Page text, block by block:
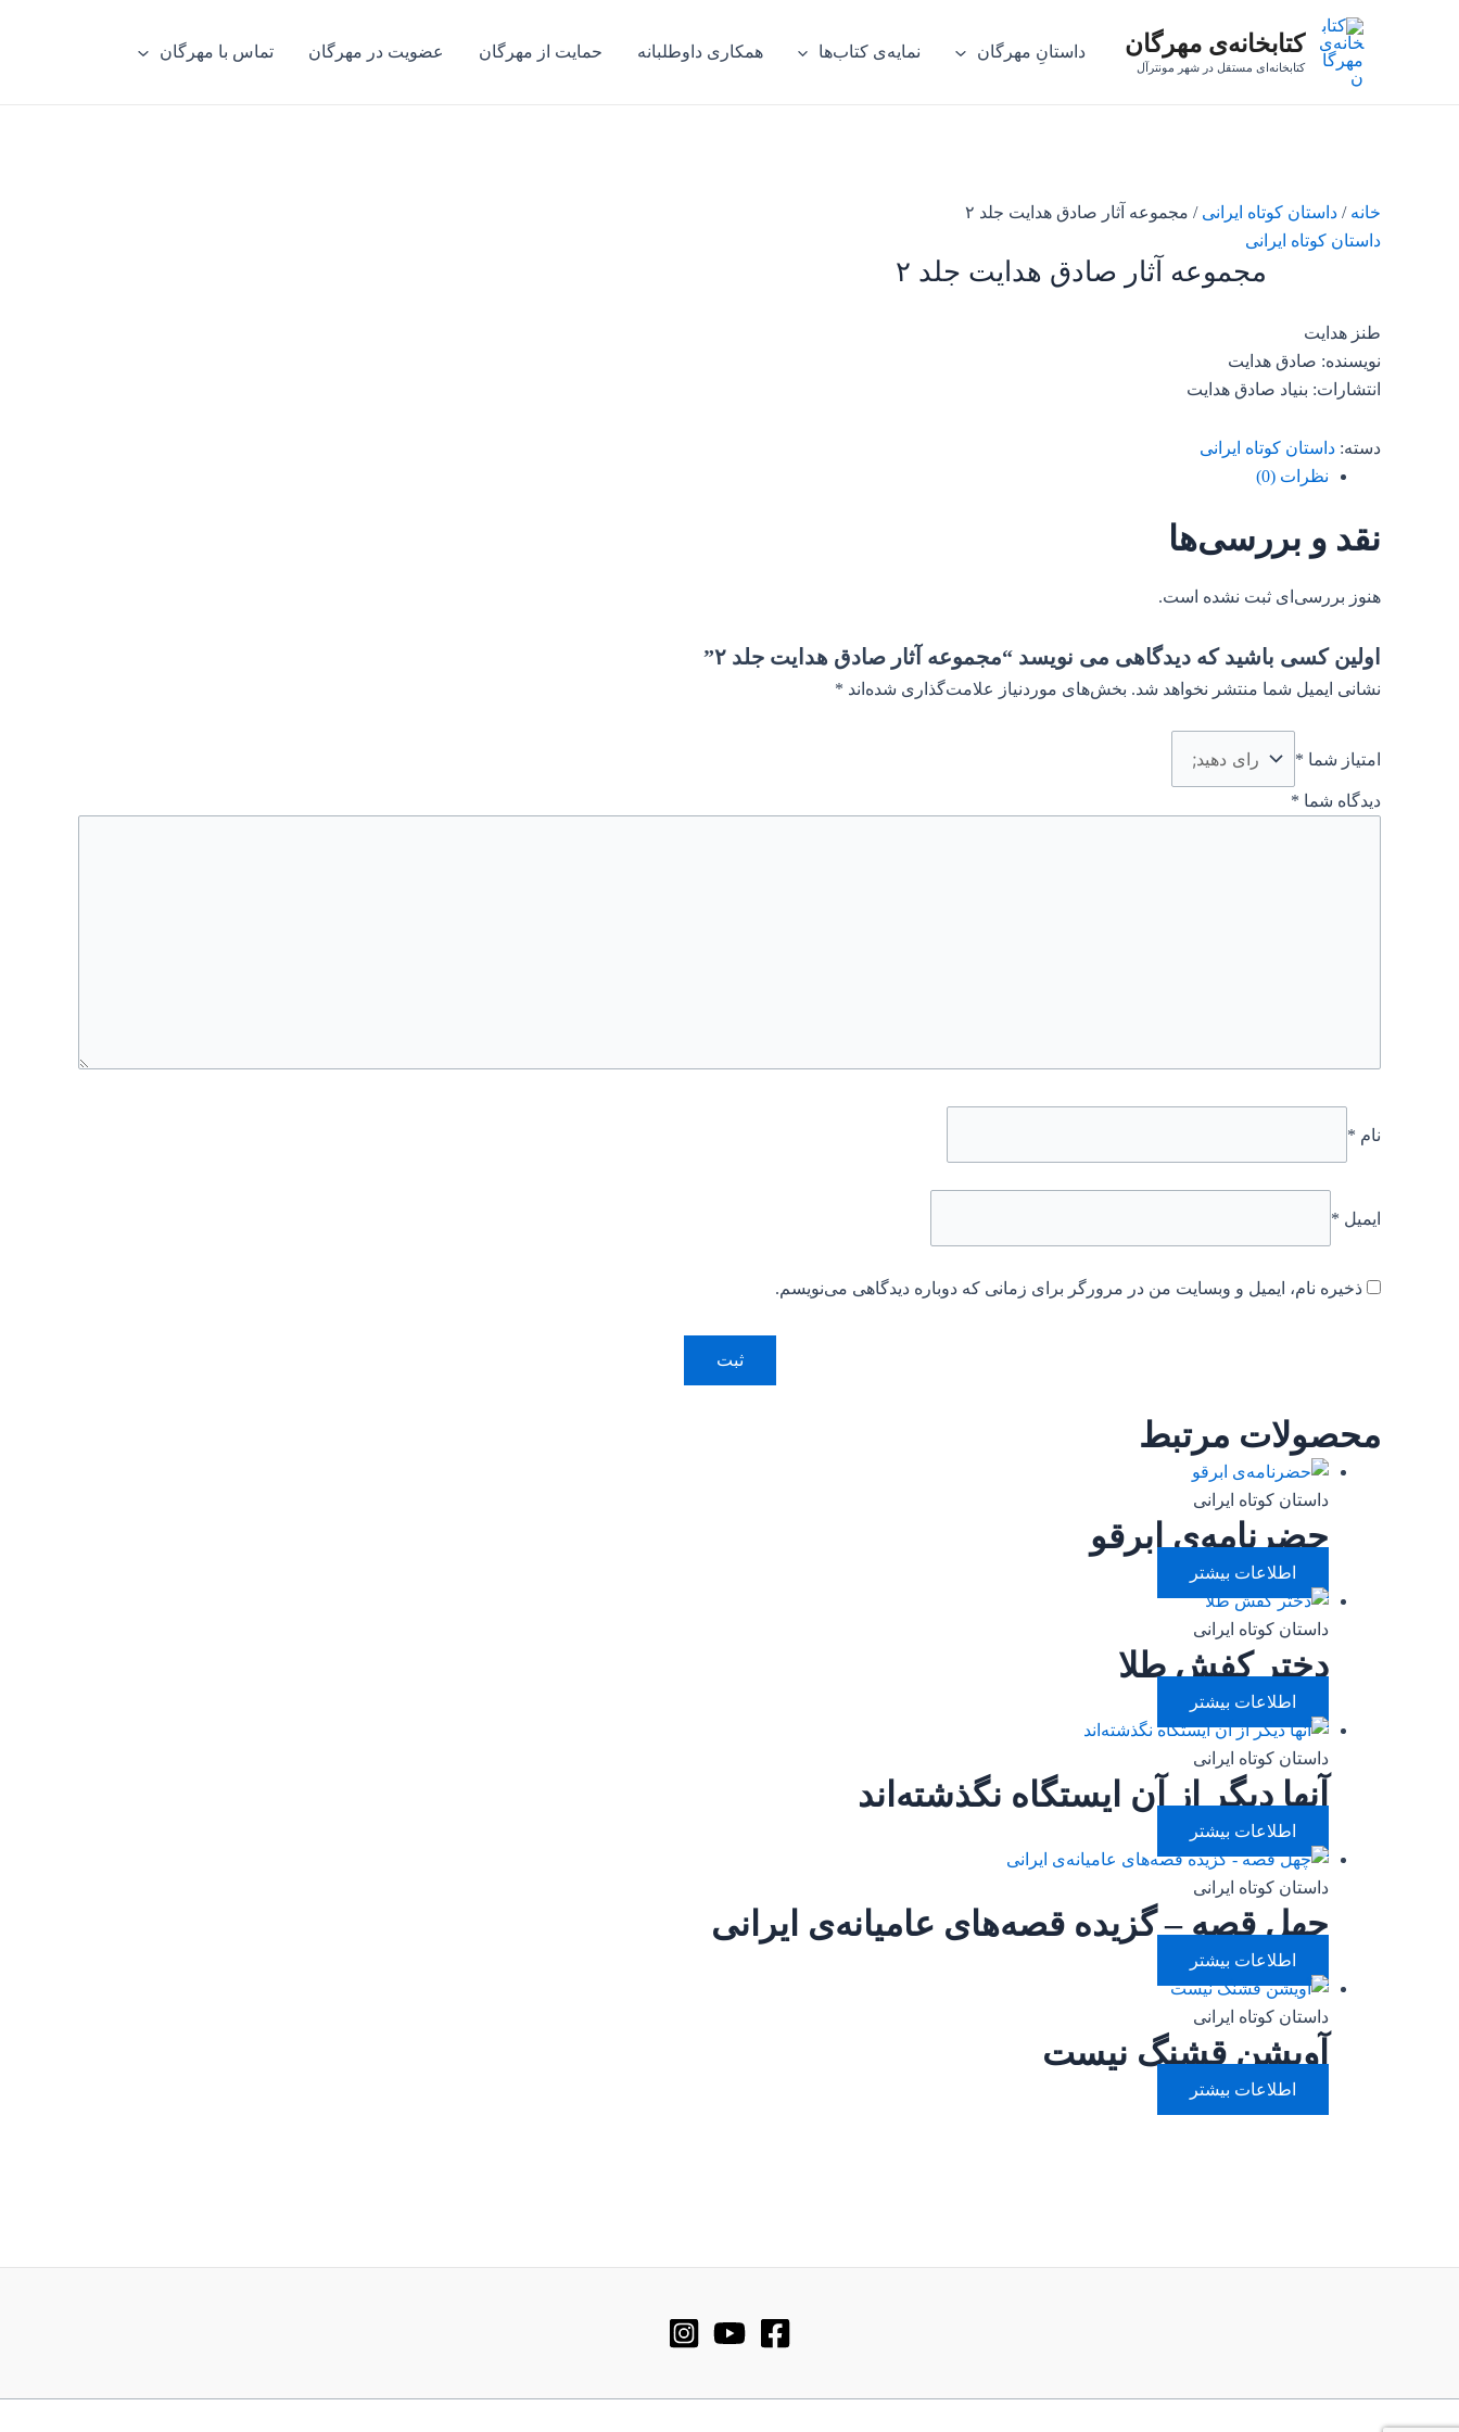
کتابخانه‌ی مهرگان
کتابخانه‌ای مستقل در شهر مونترآل
داستانِ مهرگان نمایه‌ی کتاب‌ها همکاری داوطلبانه حمایت از مهرگان عضویت در مهرگان تماس با مهرگان
خانه / داستان کوتاه ایرانی / مجموعه آثار صادق هدایت جلد ۲
داستان کوتاه ایرانی
مجموعه آثار صادق هدایت جلد ۲
طنز هدایت
نویسنده: صادق هدایت
انتشارات: بنیاد صادق هدایت
دسته: داستان کوتاه ایرانی
نظرات (0)
نقد و بررسی‌ها
هنوز بررسی‌ای ثبت نشده است.
اولین کسی باشید که دیدگاهی می نویسد “مجموعه آثار صادق هدایت جلد ۲”
نشانی ایمیل شما منتشر نخواهد شد. بخش‌های موردنیاز علامت‌گذاری شده‌اند *
امتیاز شما *
دیدگاه شما *
نام *
ایمیل *
ذخیره نام، ایمیل و وبسایت من در مرورگر برای زمانی که دوباره دیدگاهی می‌نویسم.
محصولات مرتبط
داستان کوتاه ایرانی
حضرنامه‌ی ابرقو
اطلاعات بیشتر
داستان کوتاه ایرانی
دختر کفش طلا
اطلاعات بیشتر
داستان کوتاه ایرانی
آنها دیگر از آن ایستگاه نگذشته‌اند
اطلاعات بیشتر
داستان کوتاه ایرانی
چهل قصه – گزیده قصه‌های عامیانه‌ی ایرانی
اطلاعات بیشتر
داستان کوتاه ایرانی
آویشن قشنگ نیست
اطلاعات بیشتر